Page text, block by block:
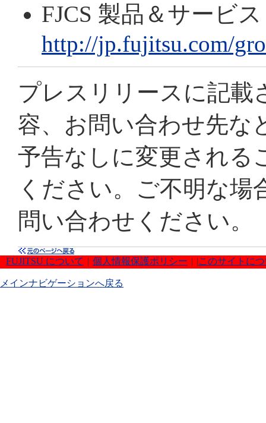
FJCS 製品＆サービ
http://jp.fujitsu.com/
プレスリリースに記載
容、お問い合わせ先な
予告なしに変更される
ください。ご不明な場
問い合わせください。
FUJITSU について | 個人情報保護ポリシー | |このサイトに
メインナビゲーションへ戻る